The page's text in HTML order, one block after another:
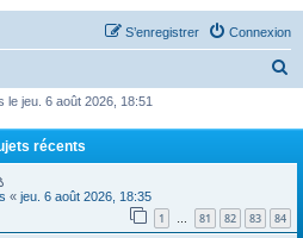
Connexion
S’enregistrer
r
le jeu. 6 août 2026, 18:51
récents
« jeu. 6 août 2026, 18:35
1 … 81 82 83 84